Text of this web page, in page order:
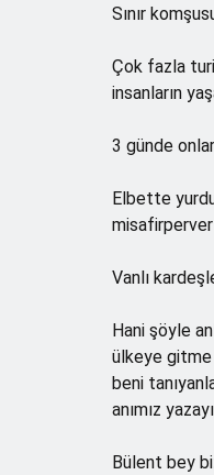
Sınır
Çok fazla
insanların
3 günde
Elbette
Vanlı
Hani şöyle
ülkeye gitme
beni
anımız
Bülent bey